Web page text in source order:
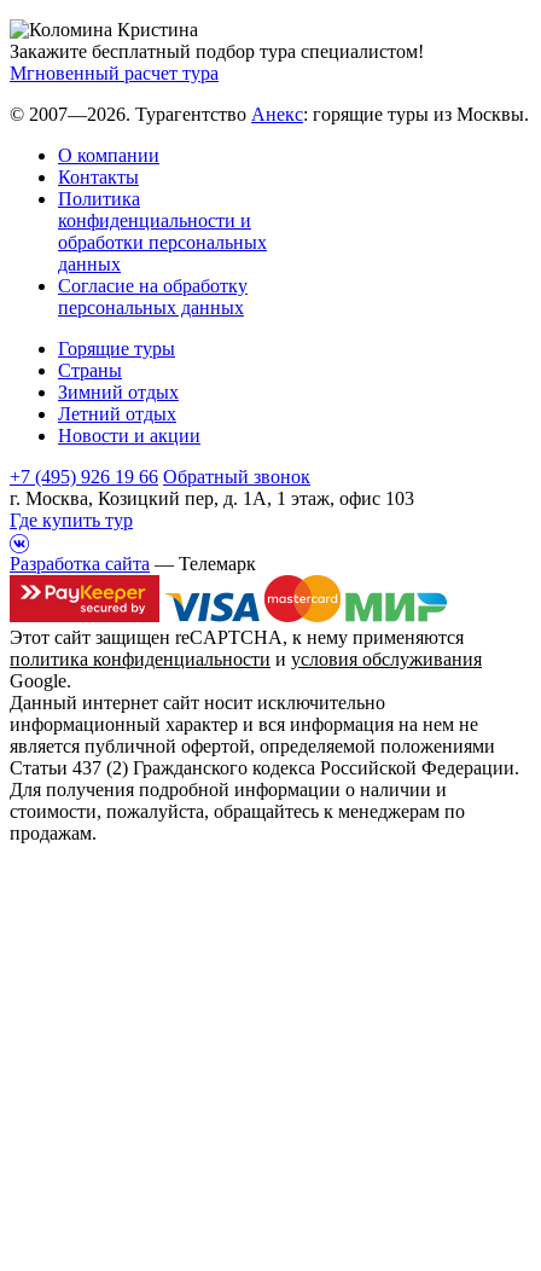
Закажите бесплатный подбор тура специалистом!
Мгновенный расчет тура
© 2007—2026. Турагентство Анекс: горящие туры из Москвы.
О компании
Контакты
Политика
конфиденциальности и
обработки персональных
данных
Согласие на обработку
персональных данных
Горящие туры
Страны
Зимний отдых
Летний отдых
Новости и акции
+7 (495) 926 19 66 Обратный звонок
г. Москва, Козицкий пер, д. 1А, 1 этаж, офис 103
Где купить тур
Разработка сайта — Телемарк
Этот сайт защищен reCAPTCHA, к нему применяются
политика конфиденциальности и условия обслуживания
Google.
Данный интернет сайт носит исключительно
информационный характер и вся информация на нем не
является публичной офертой, определяемой положениями
Статьи 437 (2) Гражданского кодекса Российской Федерации.
Для получения подробной информации о наличии и
стоимости, пожалуйста, обращайтесь к менеджерам по
продажам.